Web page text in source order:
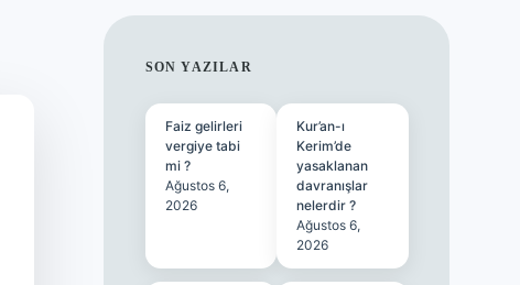
SIDEBAR
SON YAZILAR
Faiz gelirleri
vergiye tabi
mi ?
Ağustos 6,
2026
Kur’an-ı
Kerim’de
yasaklanan
davranışlar
nelerdir ?
Ağustos 6,
2026
betexper yeni